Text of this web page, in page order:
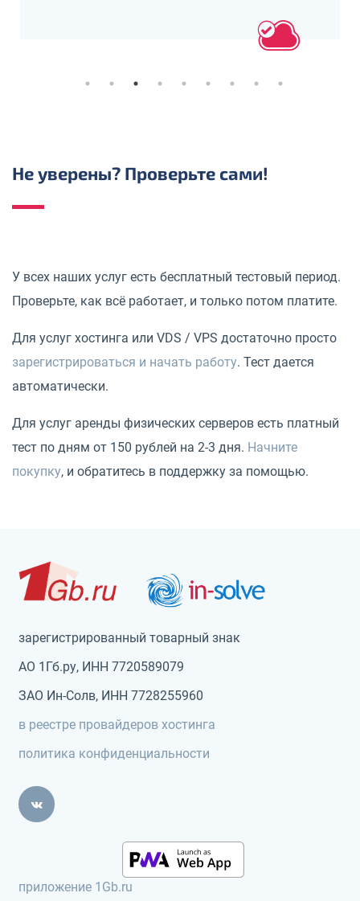
Не уверены? Проверьте сами!
У всех наших услуг есть бесплатный тестовый период.
Проверьте, как всё работает, и только потом платите.
Для услуг хостинга или VDS / VPS достаточно просто
зарегистрироваться и начать работу. Тест дается
автоматически.
Для услуг аренды физических серверов есть платный
тест по дням от 150 рублей на 2-3 дня. Начните
покупку, и обратитесь в поддержку за помощью.
зарегистрированный товарный знак
АО 1Гб.ру, ИНН 7720589079
ЗАО Ин-Солв, ИНН 7728255960
в реестре провайдеров хостинга
политика конфиденциальности
приложение 1Gb.ru